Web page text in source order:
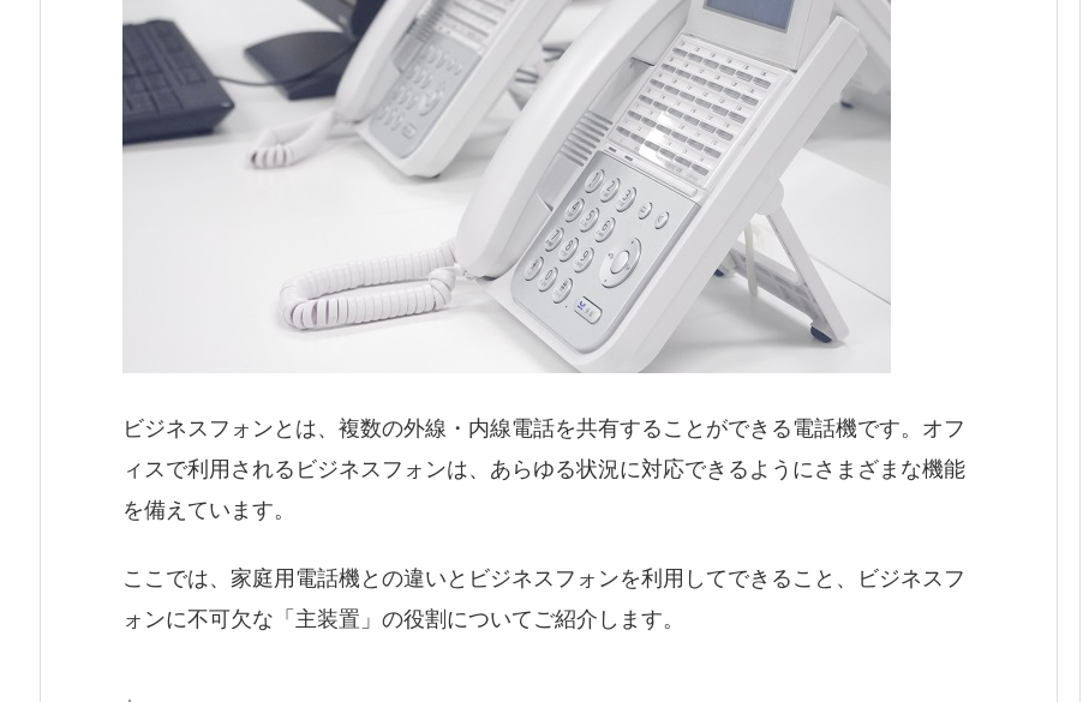
ビジネスフォンとは、複数の外線・内線電話を共有することができる電話機です。オフ
ィスで利用されるビジネスフォンは、あらゆる状況に対応できるようにさまざまな機能
を備えています。
ここでは、家庭用電話機との違いとビジネスフォンを利用してできること、ビジネスフ
ォンに不可欠な「主装置」の役割についてご紹介します。